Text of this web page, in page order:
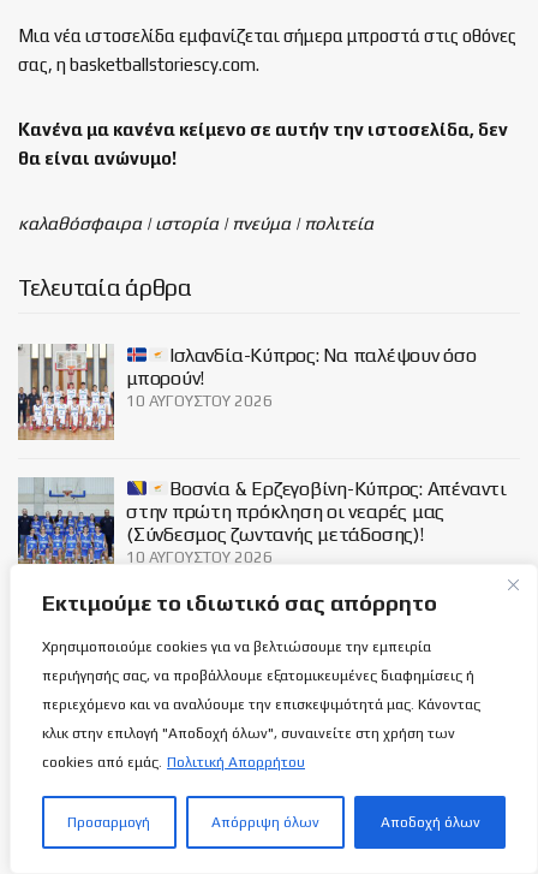
Εκτιμούμε το ιδιωτικό σας απόρρητο
Χρησιμοποιούμε cookies για να βελτιώσουμε την εμπειρία
περιήγησής σας, να προβάλλουμε εξατομικευμένες διαφημίσεις ή
περιεχόμενο και να αναλύουμε την επισκεψιμότητά μας. Κάνοντας
κλικ στην επιλογή "Αποδοχή όλων", συναινείτε στη χρήση των
cookies από εμάς. Πολιτική Απορρήτου
Προσαρμογή Απόρριψη όλων Αποδοχή όλων
Μια νέα ιστοσελίδα εμφανίζεται σήμερα μπροστά στις οθόνες
σας, η basketballstoriescy.com.
Κανένα μα κανένα κείμενο σε αυτήν την ιστοσελίδα, δεν
θα είναι ανώνυμο!
καλαθόσφαιρα | ιστορία | πνεύμα | πολιτεία
Τελευταία άρθρα
Ισλανδία-Κύπρος: Να παλέψουν όσο
μπορούν!
10 ΑΥΓΟΎΣΤΟΥ 2026
Βοσνία & Ερζεγοβίνη-Κύπρος: Απέναντι
στην πρώτη πρόκληση οι νεαρές μας
(Σύνδεσμος ζωντανής μετάδοσης)!
10 ΑΥΓΟΎΣΤΟΥ 2026
Κεραυνός: Γιατί η Άνοιξη του 1989, είναι η
πιο σημαδιακή στην Ερυθροκίτρινη
αιωνιότητα και ποια ήταν η τελευταία
αναμέτρηση στην 1η κατηγορία…
9 ΑΥΓΟΎΣΤΟΥ 2026
Social